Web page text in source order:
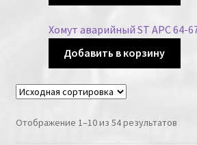
Хомут аварийный ST APC 64-
Добавить в корзину
Отображение 1–10 из 54 результатов